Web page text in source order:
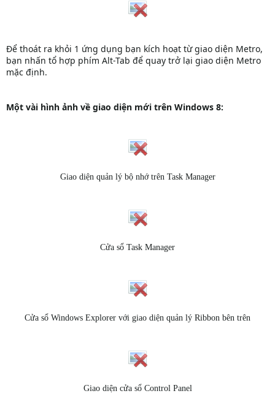
Để thoát ra khỏi 1 ứng dụng bạn kích hoạt từ giao diện Metro,
bạn nhấn tổ hợp phím Alt-Tab để quay trở lại giao diện Metro
mặc định.
Một vài hình ảnh về giao diện mới trên Windows 8:
Giao diện quản lý bộ nhớ trên Task Manager
Cửa sổ Task Manager
Cửa sổ Windows Explorer với giao diện quản lý Ribbon bên trên
Giao diện cửa sổ Control Panel